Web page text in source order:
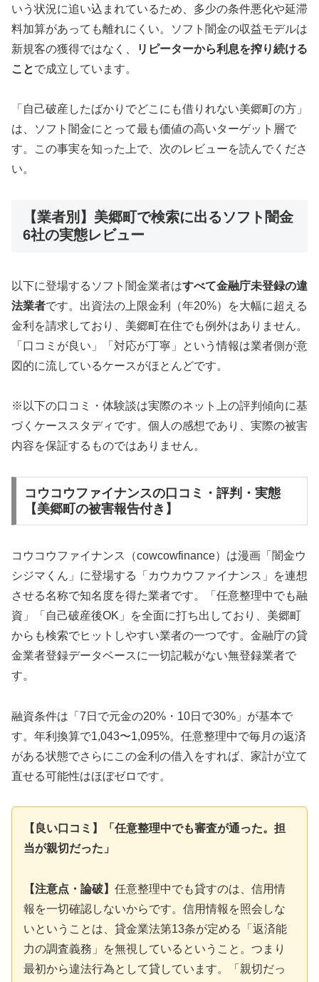
いう状況に追い込まれているため、多少の条件悪化や延滞
料加算があっても離れにくい。ソフト闇金の収益モデルは
新規客の獲得ではなく、
リピーターから利息を搾り続ける
ことで成立しています。
「自己破産したばかりでどこにも借りれない美郷町の方」
は、ソフト闇金にとって最も価値の高いターゲット層で
す。この事実を知った上で、次のレビューを読んでくださ
い。
【業者別】美郷町で検索に出るソフト闇金
6社の実態レビュー
以下に登場するソフト闇金業者はすべて金融庁未登録の違
法業者です。出資法の上限金利（年20%）を大幅に超える
金利を請求しており、美郷町在住でも例外はありません。
「口コミが良い」「対応が丁寧」という情報は業者側が意
図的に流しているケースがほとんどです。
※以下の口コミ・体験談は実際のネット上の評判傾向に基
づくケーススタディです。個人の感想であり、実際の被害
内容を保証するものではありません。
コウコウファイナンスの口コミ・評判・実態
【美郷町の被害報告付き】
コウコウファイナンス（cowcowfinance）は漫画「闇金ウ
シジマくん」に登場する「カウカウファイナンス」を連想
させる名称で知名度を得た業者です。「任意整理中でも融
資」「自己破産後OK」を全面に打ち出しており、美郷町
からも検索でヒットしやすい業者の一つです。金融庁の貸
金業者登録データベースに一切記載がない無登録業者で
す。
融資条件は「7日で元金の20%・10日で30%」が基本で
す。年利換算で1,043〜1,095%。任意整理中で毎月の返済
がある状態でさらにこの金利の借入をすれば、家計が立て
直せる可能性はほぼゼロです。
【良い口コミ】「任意整理中でも審査が通った。担
当が親切だった」
【注意点・論破】 任意整理中でも貸すのは、信用情
報を一切確認しないからです。信用情報を照会しな
いということは、貸金業法第13条が定める「返済能
力の調査義務」を無視しているということ。つまり
最初から違法行為として貸しています。「親切だっ